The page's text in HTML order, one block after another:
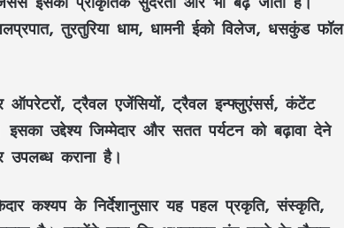
तुरतुरिया धाम, धामनी ईको विलेज, धसकुंड फॉल
ऑपरेटरों, ट्रैवल एजेंसियों, ट्रैवल इन्फ्लुएंसर्स, कंटेंट
उद्देश्यजिम्मेदार और सतत पर्यटनको बढ़ावा देने
उपलब्ध कराना है।
कश्यपके निर्देशानुसार यह पहलप्रकृति, संस्कृति,